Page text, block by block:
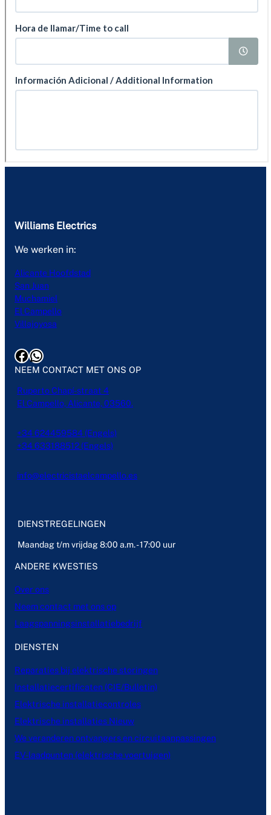
Williams Electrics
We werken in:
Alicante Hoofdstad
San Juan
Muchamiel
El Campello
Villajoyosa
Facebook WhatsApp
NEEM CONTACT MET ONS OP
Ruperto Chapí-straat 4
El Campello, Alicante, 03560.
+34 624459584 (Engels)
+34 633188512 (Engels)
info@electricistaelcampello.es
DIENSTREGELINGEN
Maandag t/m vrijdag 8:00 a.m. - 17:00 uur
ANDERE KWESTIES
Over ons
Neem contact met ons op
Laagspanningsinstallatiebedrijf
DIENSTEN
Reparaties bij elektrische storingen
Installatiecertificaten (CIE/Bulletin)
Elektrische installatiecontroles
Elektrische installaties Nieuw
We veranderen ontvangers en circuitaanpassingen
EV-laadpunten (elektrische voertuigen)